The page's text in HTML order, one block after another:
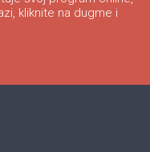
kliknite na dugme i